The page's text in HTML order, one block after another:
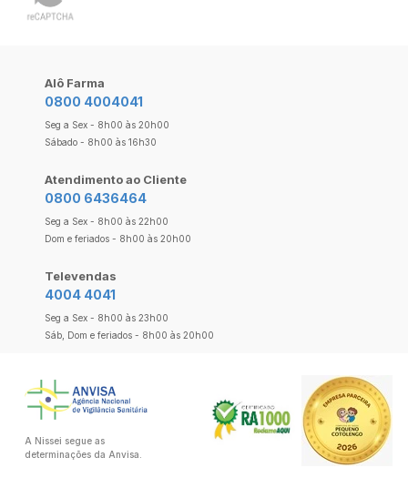
Alô Farma
0800 4004041
Seg a Sex - 8h00 às 20h00
Sábado - 8h00 às 16h30
Atendimento ao Cliente
0800 6436464
Seg a Sex - 8h00 às 22h00
Dom e feriados - 8h00 às 20h00
Televendas
4004 4041
Seg a Sex - 8h00 às 23h00
Sáb, Dom e feriados - 8h00 às 20h00
A Nissei segue as
determinações da Anvisa.